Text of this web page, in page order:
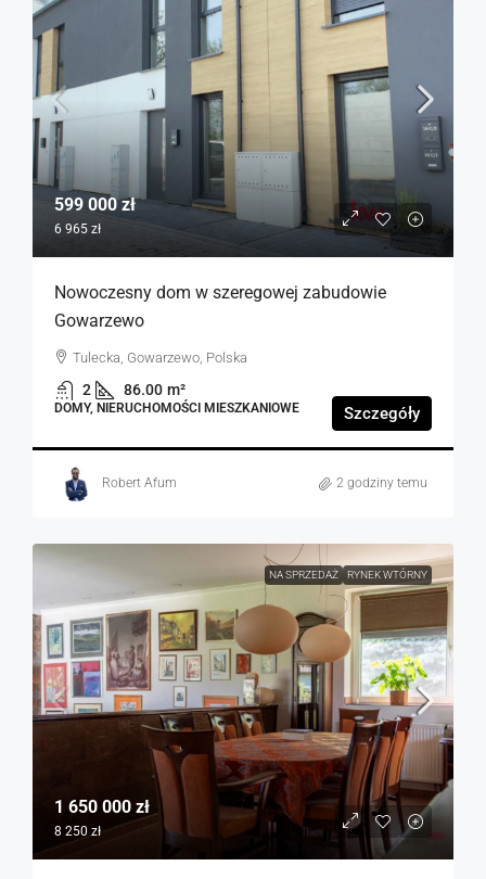
599 000 zł
6 965 zł
Nowoczesny dom w szeregowej zabudowie
Gowarzewo
Tulecka, Gowarzewo, Polska
2 86.00 m²
DOMY, NIERUCHOMOŚCI MIESZKANIOWE Szczegóły
Robert Afum 2 godziny temu
NA SPRZEDAŻ RYNEK WTÓRNY
1 650 000 zł
8 250 zł